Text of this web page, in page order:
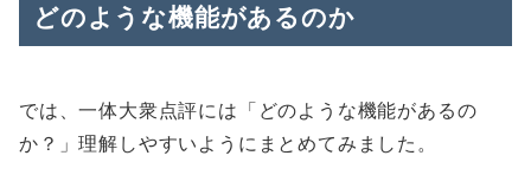
どのような機能があるのか
では、一体大衆点評には「どのような機能があるの
か？」理解しやすいようにまとめてみました。